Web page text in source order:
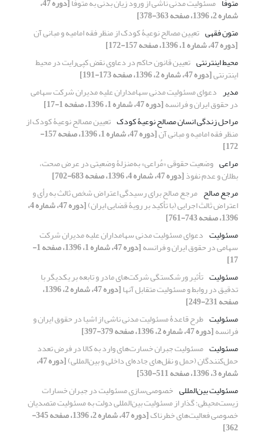
شماره 2، 1396، صفحه 363-378]
متون فقهی تعیین مصالح نوعیۀ کودک از منظر فقه امامیه و مبانی آن
[دوره 47، شماره 1، 1396، صفحه 157-172]
محیط اینترنتی تعیین قانون حاکم در دعاوى نقض کپی‌رایت در محیط
اینترنتى[دوره 47، شماره 2، 1396، صفحه 173-191]
مدیر دعوای مسئولیت مدنی سهامداران علیه مدیران شرکت سهامی
در حقوق ایران و فرانسه[دوره 47، شماره 1، 1396، صفحه 1-17]
مراحل زندگی انسان مصالح نوعیۀ کودک تعیین مصالح نوعیۀ کودک از
منظر فقه امامیه و مبانی آن [دوره 47، شماره 1، 1396، صفحه 157-
172]
مراعی وضعیت حقوقی «مُراعی» به‌منزلۀ وضعیتی در عرض صحت،
بطلان و عدم نفوذ[دوره 47، شماره 4، 1396، صفحه 683-702]
مرجع صالح مرجع صالح برای رسیدگی اعتراض شخص ثالث به رأی و
اعتراض ثالث اجرایی (با تأکید بر رویۀ قضایی ایران) [دوره 47، شماره 4،
1396، صفحه 743-761]
مسئولیت دعوای مسئولیت مدنی سهامداران علیه مدیران شرکت
سهامی در حقوق ایران و فرانسه [دوره 47، شماره 1، 1396، صفحه 1-
17]
مسئولیت تأثیر ورشکستگی شرکت‌های مادر و تابعه بر یکدیگر با
تدقیق در روابط و مسئولیت متقابل آنها [دوره 47، شماره 2، 1396،
صفحه 231-249]
مسئولیت طرح قاعدۀ مسئولیت مدنی ناشی از اشیا در حقوق ایران و
فرانسه[دوره 47، شماره 2، 1396، صفحه 379-397]
مسئولیت مسئولیت جبران خسارت‌های وارد به کالا در فرض تعدد
حمل‌کنندگان (حمل و نقل‌های جاده‌ای داخلی و بین‌المللی) [دوره 47،
شماره 3، 1396، صفحه 511-530]
مسئولیت بین‌المللی خصوصی‌سازی مسئولیت در جبران خسارات
زیست‌محیطی؛ گذار از مسئولیت بین‌المللی دولت به مسئولیت متصدیان
خصوصی فعالیت‌های خطرناک [دوره 47، شماره 2، 1396، صفحه 345-
362]